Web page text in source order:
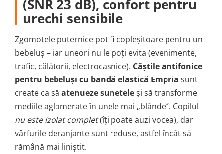
(SNR 23 dB), confort pentru
urechi sensibile
Zgomotele puternice pot fi copleșitoare pentru un
bebeluș – iar uneori nu le poți evita (evenimente,
trafic, călătorii, electrocasnice). Căștile antifonice
pentru bebeluși cu bandă elastică Empria sunt
create ca să atenueze suneteleși să transforme
mediile aglomerate în unele mai „blânde”. Copilul
nu este izolat complet(îți poate auzi vocea), dar
vârfurile deranjante sunt reduse, astfel încât să
rămână mai liniștit.